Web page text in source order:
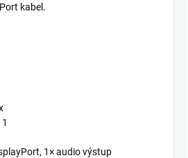
kabel.
1× audio výstup